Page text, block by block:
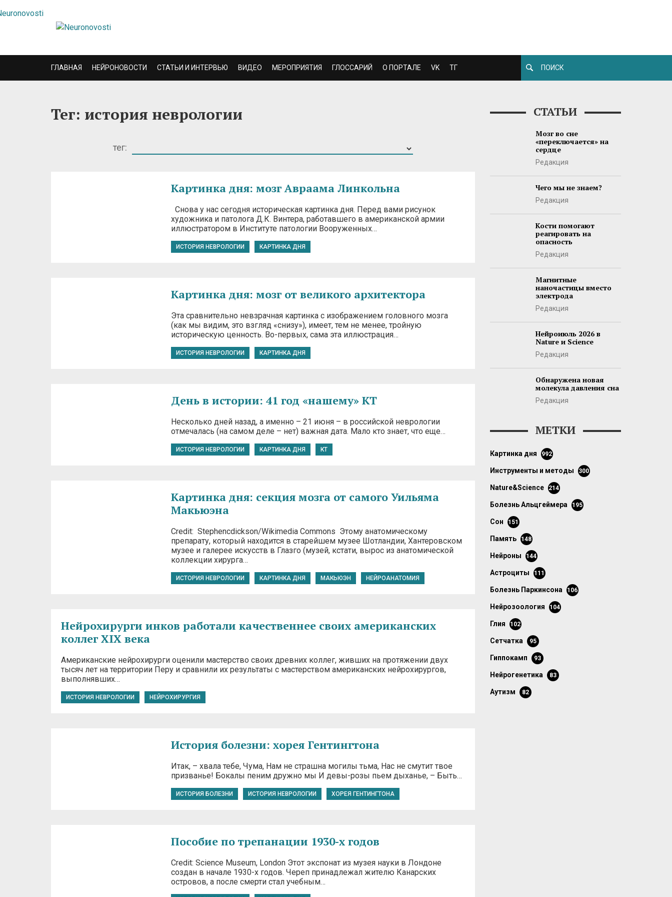
ГЛАВНАЯ НЕЙРОНОВОСТИ СТАТЬИ И ИНТЕРВЬЮ ВИДЕО МЕРОПРИЯТИЯ ГЛОССАРИЙ О ПОРТАЛЕ VK ТГ
Тег: история неврологии
тег:
Картинка дня: мозг Авраама Линкольна
Снова у нас сегодня историческая картинка дня. Перед вами рисунок
художника и патолога Д.К. Винтера, работавшего в американской армии
иллюстратором в Институте патологии Вооруженных…
ИСТОРИЯ НЕВРОЛОГИИ КАРТИНКА ДНЯ
Картинка дня: мозг от великого архитектора
Эта сравнительно невзрачная картинка с изображением головного мозга
(как мы видим, это взгляд «снизу»), имеет, тем не менее, тройную
историческую ценность. Во-первых, сама эта иллюстрация…
ИСТОРИЯ НЕВРОЛОГИИ КАРТИНКА ДНЯ
День в истории: 41 год «нашему» КТ
Несколько дней назад, а именно – 21 июня – в российской неврологии
отмечалась (на самом деле – нет) важная дата. Мало кто знает, что еще…
ИСТОРИЯ НЕВРОЛОГИИ КАРТИНКА ДНЯ КТ
Картинка дня: секция мозга от самого Уильяма
Макьюэна
Credit: Stephencdickson/Wikimedia Commons Этому анатомическому
препарату, который находится в старейшем музее Шотландии, Хантеровском
музее и галерее искусств в Глазго (музей, кстати, вырос из анатомической
коллекции хирурга…
ИСТОРИЯ НЕВРОЛОГИИ КАРТИНКА ДНЯ МАКЬЮЭН НЕЙРОАНАТОМИЯ
Нейрохирурги инков работали качественнее своих американских
коллег XIX века
Американские нейрохирурги оценили мастерство своих древних коллег, живших на протяжении двух
тысяч лет на территории Перу и сравнили их результаты с мастерством американских нейрохирургов,
выполнявших…
ИСТОРИЯ НЕВРОЛОГИИ НЕЙРОХИРУРГИЯ
История болезни: хорея Гентингтона
Итак, – хвала тебе, Чума, Нам не страшна могилы тьма, Нас не смутит твое
призванье! Бокалы пеним дружно мы И девы-розы пьем дыханье, – Быть…
ИСТОРИЯ БОЛЕЗНИ ИСТОРИЯ НЕВРОЛОГИИ ХОРЕЯ ГЕНТИНГТОНА
Пособие по трепанации 1930-х годов
Credit: Science Museum, London Этот экспонат из музея науки в Лондоне
создан в начале 1930-х годов. Череп принадлежал жителю Канарских
островов, а после смерти стал учебным…
СТАТЬИ
Мозг во сне
«переключается» на
сердце
Редакция
Чего мы не знаем?
Редакция
Кости помогают
реагировать на
опасность
Редакция
Магнитные
наночастицы вместо
электрода
Редакция
Нейроиюль 2026 в
Nature и Science
Редакция
Обнаружена новая
молекула давления сна
Редакция
МЕТКИ
картинка дня 992
инструменты и методы 300
Nature&Science 214
болезнь Альцгеймера 195
сон 151
память 148
нейроны 144
астроциты 111
болезнь Паркинсона 106
нейрозоология 104
глия 102
сетчатка 95
гиппокамп 93
нейрогенетика 83
аутизм 82